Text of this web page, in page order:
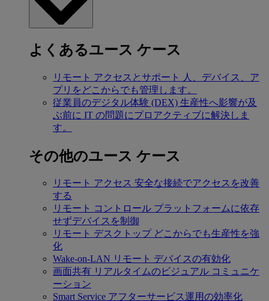
よくあるユース ケース
リモート アクセスとサポート
人、デバイス、ア
プリをどこからでも管理します。
従業員のデジタル体験 (DEX) 生産性へ影響が及
ぶ前に IT の問題にプロアクティブに解決しま
す。
その他のユース ケース
リモート アクセス 安全な接続でアクセスを改善
する
リモート コントロール プラットフォームに依存
せずデバイスを制御
リモート デスクトップ どこからでも生産性を強
化
Wake-on-LAN リモート デバイスの有効化
画面共有 リアルタイムのビジュアル コミュニケ
ーション
Smart Service アフターサービス運用の効率化